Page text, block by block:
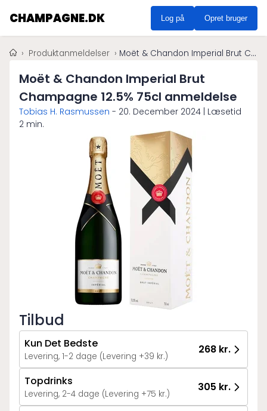
CHAMPAGNE.DK Log på Opret bruger
Produktanmeldelser Moët & Chandon Imperial Brut Champagne 12.5% 75cl anmeldelse
Moët & Chandon Imperial Brut
Champagne 12.5% 75cl anmeldelse
Tobias H. Rasmussen - 20. December 2024 | Læsetid
2 min.
Tilbud
Kun Det Bedste
Levering, 1-2 dage (Levering +39 kr.)
268 kr.
Topdrinks
Levering, 2-4 dage (Levering +75 kr.)
305 kr.